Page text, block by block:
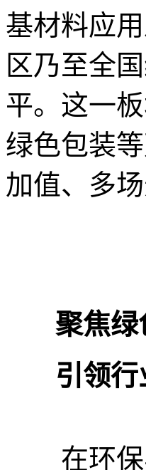
基材料应
区乃至全
平。这一
绿色包装
加值、多
聚焦绿
引领行
在环保